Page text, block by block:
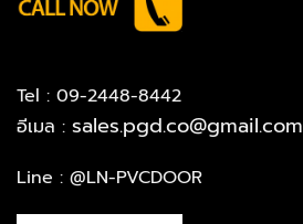
Tel : 09-2448-8442
อีเมล : sales.pgd.co@gmail.com
Line : @LN-PVCDOOR